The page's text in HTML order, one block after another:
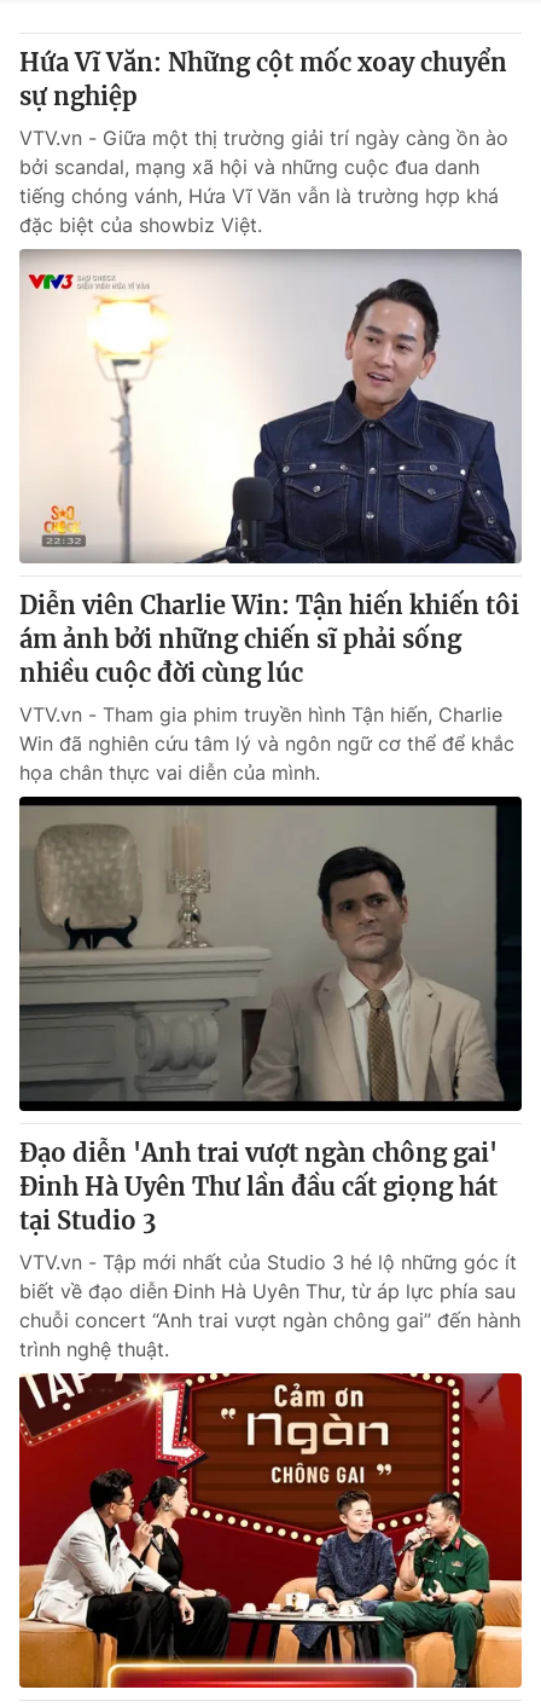
Hứa Vĩ Văn: Những cột mốc xoay chuyển
sự nghiệp
VTV.vn - Giữa một thị trường giải trí ngày càng ồn ào
bởi scandal, mạng xã hội và những cuộc đua danh
tiếng chóng vánh, Hứa Vĩ Văn vẫn là trường hợp khá
đặc biệt của showbiz Việt.
Diễn viên Charlie Win: Tận hiến khiến tôi
ám ảnh bởi những chiến sĩ phải sống
nhiều cuộc đời cùng lúc
VTV.vn - Tham gia phim truyền hình Tận hiến, Charlie
Win đã nghiên cứu tâm lý và ngôn ngữ cơ thể để khắc
họa chân thực vai diễn của mình.
Đạo diễn 'Anh trai vượt ngàn chông gai'
Đinh Hà Uyên Thư lần đầu cất giọng hát
tại Studio 3
VTV.vn - Tập mới nhất của Studio 3 hé lộ những góc ít
biết về đạo diễn Đinh Hà Uyên Thư, từ áp lực phía sau
chuỗi concert “Anh trai vượt ngàn chông gai” đến hành
trình nghệ thuật.